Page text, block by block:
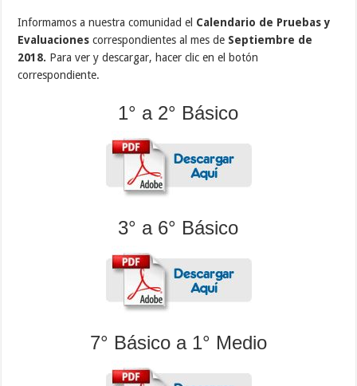
Informamos a nuestra comunidad el Calendario de Pruebas y
Evaluaciones correspondientes al mes de Septiembre de
2018. Para ver y descargar, hacer clic en el botón
correspondiente.
1° a 2° Básico
3° a 6° Básico
7° Básico a 1° Medio